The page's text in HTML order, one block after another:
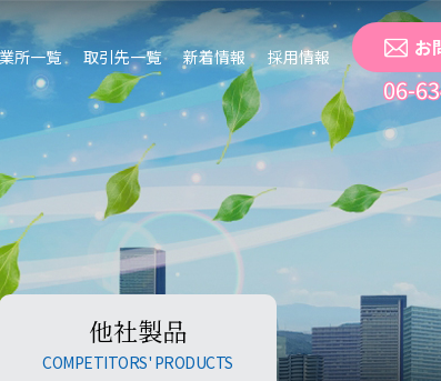
所一覧 取引先一覧 新着情報 採用情報 お
06-
他社製品
COMPETITORS' PRODUCTS